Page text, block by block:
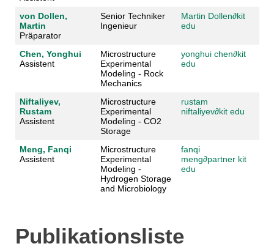
von Dollen,
Martin
Präparator
Senior Techniker
Ingenieur
Martin Dollen∂kit
edu
Chen, Yonghui
Assistent
Microstructure
Experimental
Modeling - Rock
Mechanics
yonghui chen∂kit
edu
Niftaliyev,
Rustam
Assistent
Microstructure
Experimental
Modeling - CO2
Storage
rustam
niftaliyev∂kit edu
Meng, Fanqi
Assistent
Microstructure
Experimental
Modeling -
Hydrogen Storage
and Microbiology
fanqi
meng∂partner kit
edu
Publikationsliste